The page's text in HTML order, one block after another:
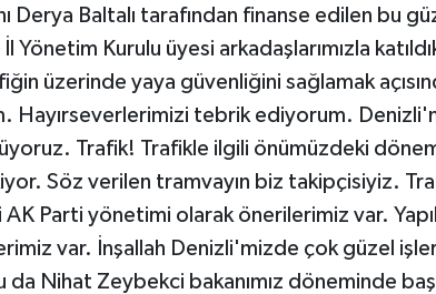
Derya Baltalı tarafından finanse edilen bu
İl Yönetim Kurulu üyesi arkadaşlarımızla
üzerinde yaya güvenliğini sağlamak
Hayırseverlerimizi tebrik ediyorum.
Trafik! Trafikle ilgili önümüzdeki
Söz verilen tramvayın biz takipçisiyiz.
Parti yönetimi olarak önerilerimiz var.
var. İnşallah Denizli'mizde çok güzel
da Nihat Zeybekci bakanımız döneminde